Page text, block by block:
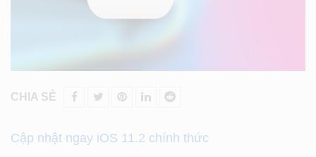
CHIA SẺ
Cập nhật ngay iOS 11.2 chính thức